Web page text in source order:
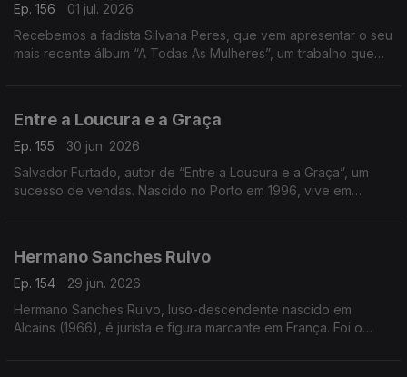
Ep. 156
01 jul. 2026
Recebemos a fadista Silvana Peres, que vem apresentar o seu
mais recente álbum “A Todas As Mulheres”, um trabalho que
Entre a Loucura e a Graça
Ep. 155
30 jun. 2026
Salvador Furtado, autor de “Entre a Loucura e a Graça”, um
sucesso de vendas. Nascido no Porto em 1996, vive em
Hermano Sanches Ruivo
Ep. 154
29 jun. 2026
Hermano Sanches Ruivo, luso-descendente nascido em
Alcains (1966), é jurista e figura marcante em França. Foi o